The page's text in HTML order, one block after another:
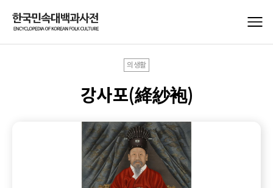
의생활
강사포(絳紗袍)